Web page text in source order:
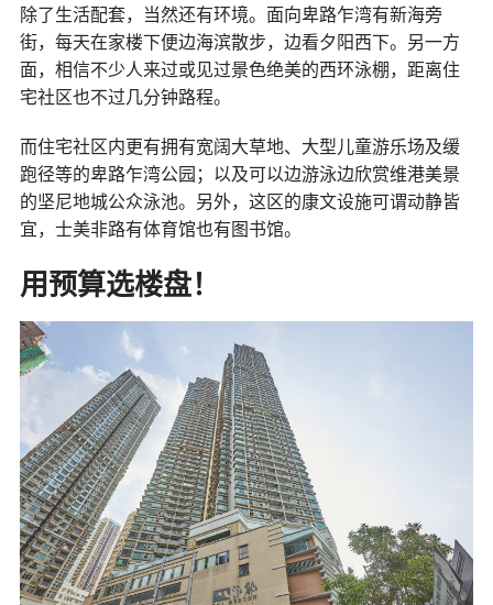
除了生活配套，当然还有环境。面向卑路乍湾有新海旁
街，每天在家楼下便边海滨散步，边看夕阳西下。另一方
面，相信不少人来过或见过景色绝美的西环泳棚，距离住
宅社区也不过几分钟路程。
而住宅社区内更有拥有宽阔大草地、大型儿童游乐场及缓
跑径等的卑路乍湾公园；以及可以边游泳边欣赏维港美景
的坚尼地城公众泳池。另外，这区的康文设施可谓动静皆
宜，士美非路有体育馆也有图书馆。
用预算选楼盘！